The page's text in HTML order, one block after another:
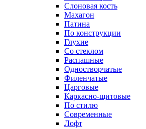
Слоновая кость
Махагон
Патина
По конструкции
Глухие
Со стеклом
Распашные
Одностворчатые
Филенчатые
Царговые
Каркасно-щитовые
По стилю
Современные
Лофт